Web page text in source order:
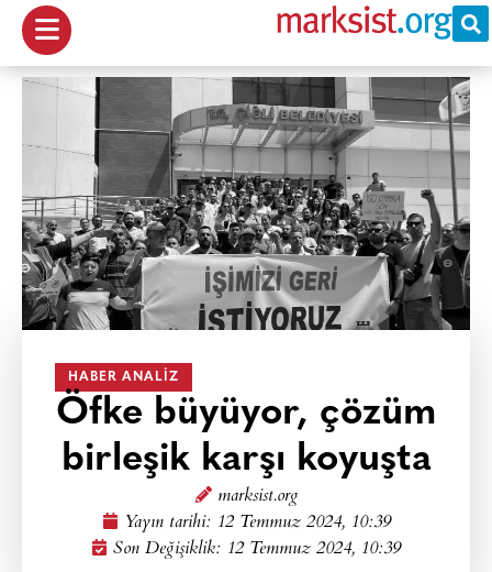
HABER ANALIZ
Öfke büyüyor, çözüm
birleşik karşı koyuşta
marksist.org
Yayın tarihi: 12 Temmuz 2024, 10:39
Son Değişiklik: 12 Temmuz 2024, 10:39